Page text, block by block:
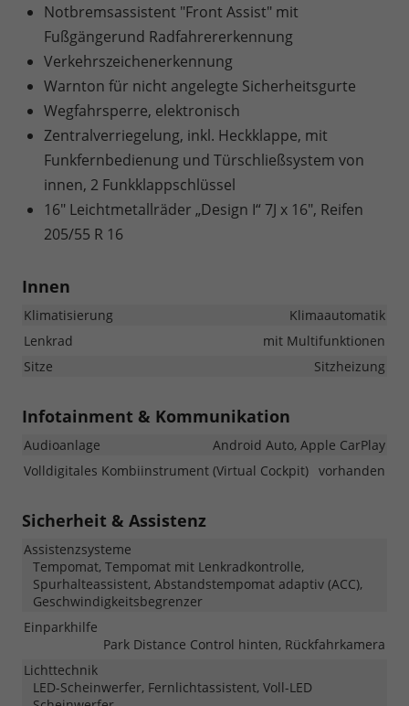
Notbremsassistent "Front Assist" mit
Fußgängerund Radfahrererkennung
Verkehrszeichenerkennung
Warnton für nicht angelegte Sicherheitsgurte
Wegfahrsperre, elektronisch
Zentralverriegelung, inkl. Heckklappe, mit
Funkfernbedienung und Türschließsystem von
innen, 2 Funkklappschlüssel
16" Leichtmetallräder „Design I“ 7J x 16", Reifen
205/55 R 16
Innen
Klimatisierung
Klimaautomatik
Lenkrad
mit Multifunktionen
Sitze
Sitzheizung
Infotainment & Kommunikation
Audioanlage
Android Auto, Apple CarPlay
Volldigitales Kombiinstrument (Virtual Cockpit) vorhanden
Sicherheit & Assistenz
Assistenzsysteme
Tempomat, Tempomat mit Lenkradkontrolle,
Spurhalteassistent, Abstandstempomat adaptiv (ACC),
Geschwindigkeitsbegrenzer
Einparkhilfe
Park Distance Control hinten, Rückfahrkamera
Lichttechnik
LED-Scheinwerfer, Fernlichtassistent, Voll-LED